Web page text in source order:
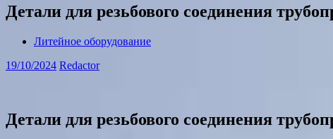
Детали для резьбового соединения
Литейное оборудование
19/10/2024 Redactor
Детали для резьбового соединения